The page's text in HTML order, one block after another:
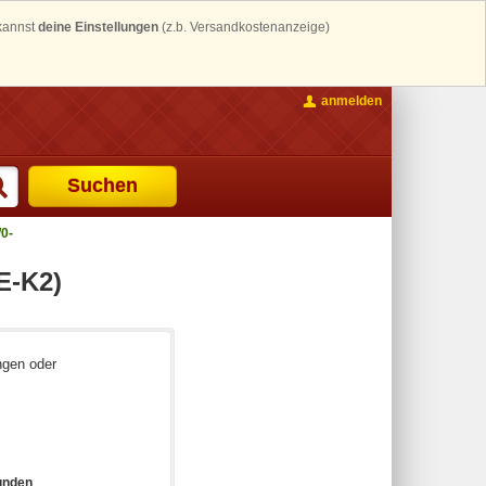
deine Einstellungen (z.b. Versandkostenanzeige)
Suchen
anmelden
K2)
oder